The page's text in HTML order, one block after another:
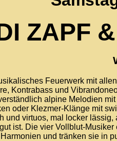
ZAPF
Feuerwerk mit
Kontrabass und
alpine Melodien
oder Klezmer-Klänge mit
und virtuos, mal locker
ist. Die vier Vollblut-
und tränken sie in